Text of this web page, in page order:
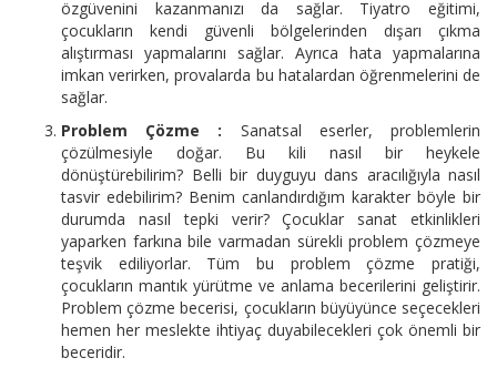
özgüvenini kazanmanızı da sağlar. Tiyatro eğitimi,
çocukların kendi güvenli bölgelerinden dışarı çıkma
alıştırması yapmalarını sağlar. Ayrıca hata yapmalarına
imkan verirken, provalarda bu hatalardan öğrenmelerini de
sağlar.
Problem Çözme : Sanatsal eserler, problemlerin
çözülmesiyle doğar. Bu kili nasıl bir heykele
dönüştürebilirim? Belli bir duyguyu dans aracılığıyla nasıl
tasvir edebilirim? Benim canlandırdığım karakter böyle bir
durumda nasıl tepki verir? Çocuklar sanat etkinlikleri
yaparken farkına bile varmadan sürekli problem çözmeye
teşvik ediliyorlar. Tüm bu problem çözme pratiği,
çocukların mantık yürütme ve anlama becerilerini geliştirir.
Problem çözme becerisi, çocukların büyüyünce seçecekleri
hemen her meslekte ihtiyaç duyabilecekleri çok önemli bir
beceridir.